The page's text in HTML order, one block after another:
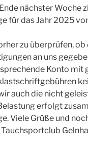
nächster Woche
für das Jahr 2025
zu überprüfen,
an uns
Konto mit
auch die nicht
erfolgt
Viele Grüße und